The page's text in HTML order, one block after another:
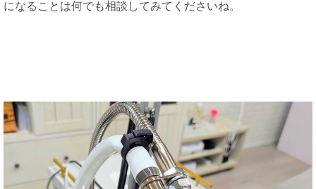
になることは何でも相談してみてくださいね。